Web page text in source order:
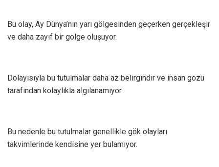
Bu olay, Ay Dünya’nın yarı gölgesinden geçerken gerçekleşir
ve daha zayıf bir gölge oluşuyor.
Dolayısıyla bu tutulmalar daha az belirgindir ve insan gözü
tarafından kolaylıkla algılanamıyor.
Bu nedenle bu tutulmalar genellikle gök olayları
takvimlerinde kendisine yer bulamıyor.